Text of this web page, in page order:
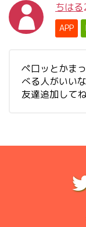
ちはる
APP
ペ口ッとかま
べる人がいい
友達追加して